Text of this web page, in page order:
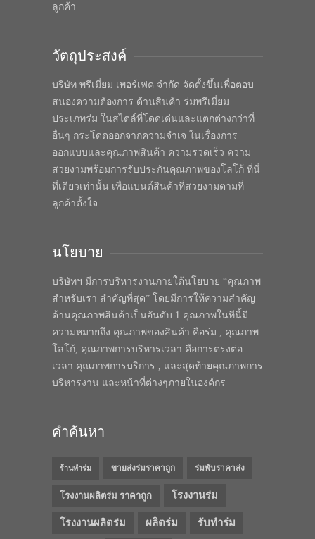
ลูกค้า
วัตถุประสงค์
บริษัท พรีเมี่ยม เพอร์เฟค จำกัด จัดตั้งขึ้นเพื่อตอบ
สนองความต้องการ ด้านสินค้า ร่มพรีเมี่ยม
ประเภทร่ม ในสไตล์ที่โดดเด่นและแตกต่างกว่าที่
อื่นๆ กระโดดออกจากความจำเจ ในเรื่องการ
ออกแบบและคุณภาพสินค้า ความรวดเร็ว ความ
สวยงามพร้อมการรับประกันคุณภาพของโลโก้ ที่นี่
ที่เดียวเท่านั้น เพื่อแบนด์สินค้าที่สวยงามตามที่
ลูกค้าตั้งใจ
นโยบาย
บริษัทฯ มีการบริหารงานภายใต้นโยบาย “คุณภาพ
สำหรับเรา สำคัญที่สุด” โดยมีการให้ความสำคัญ
ด้านคุณภาพสินค้าเป็นอันดับ 1 คุณภาพในทีนี้มี
ความหมายถึง คุณภาพของสินค้า คือร่ม , คุณภาพ
โลโก้, คุณภาพการบริหารเวลา คือการตรงต่อ
เวลา คุณภาพการบริการ , และสุดท้ายคุณภาพการ
บริหารงาน และหน้าที่ต่างๆภายในองค์กร
คำค้นหา
ร้านทำร่ม ขายส่งร่มราคาถูก ร่มพับราคาส่ง
โรงงานผลิตร่ม ราคาถูก โรงงานร่ม
โรงงานผลิตร่ม ผลิตร่ม รับทำร่ม